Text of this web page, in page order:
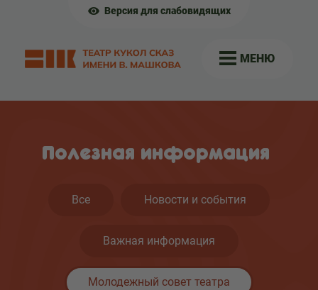
Версия для слабовидящих
МЕНЮ
Полезная информация
Все Новости и события
Важная информация
Молодежный совет театра